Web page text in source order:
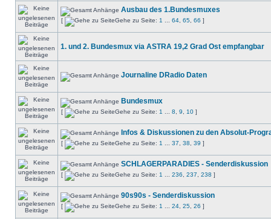
Ausbau des 1.Bundesmuxes
[ Gehe zu Seite: 1 64 65 66 ]
1. und 2. Bundesmux via ASTRA 19,2 Grad Ost empfangbar
Journaline DRadio Daten
Bundesmux
[ Gehe zu Seite: 1 8 9 10 ]
Infos & Diskussionen zu den Absolut-
[ Gehe zu Seite: 1 37 38 39 ]
SCHLAGERPARADIES - Senderdiskussion
[ Gehe zu Seite: 1 236 237 238 ]
90s90s - Senderdiskussion
[ Gehe zu Seite: 1 24 25 26 ]